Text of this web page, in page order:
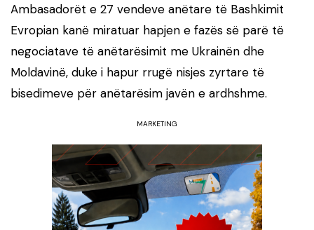
Ambasadorët e 27 vendeve anëtare të Bashkimit
Evropian kanë miratuar hapjen e fazës së parë të
negociatave të anëtarësimit me Ukrainën dhe
Moldavinë, duke i hapur rrugë nisjes zyrtare të
bisedimeve për anëtarësim javën e ardhshme.
MARKETING